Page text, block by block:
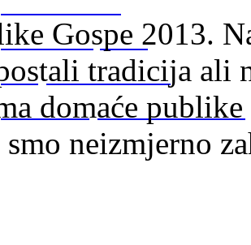
Par Selo Cup 2012
Gornje Živinice 2012
Posavsko sijelo Gradačac 2012
Gospe 2013.
tradicija ali
domaće
smo neizmjerno